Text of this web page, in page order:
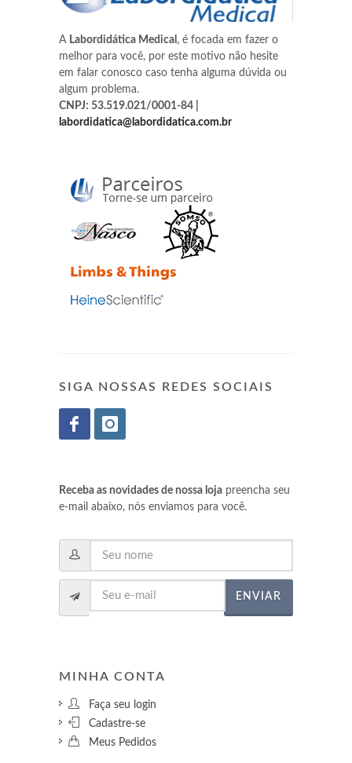
A Labordidática Medical , é focada em fazer o
melhor para você, por este motivo não hesite
em falar conosco caso tenha alguma dúvida ou
algum problema.
CNPJ: 53.519.021/0001-84 |
labordidatica@labordidatica.com.br
SIGA NOSSAS REDES SOCIAIS
Receba as novidades de nossa lojapreencha seu
e-mail abaixo, nós enviamos para você.
ENVIAR
MINHA CONTA
Faça seu login
Cadastre-se
Meus Pedidos